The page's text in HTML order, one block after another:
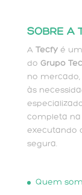
SOBRE A
A Tecfyé
do Grupo
no
às
completa
executando
segura.
Quem